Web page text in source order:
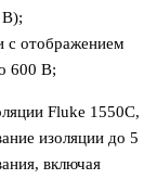
В);
с отображением
600 В;
Fluke 1550C,
изоляции до 5
включая